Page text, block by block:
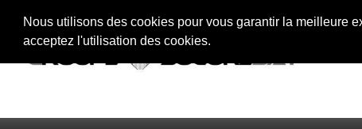
Nous utilisons des cookies pour vous garantir la meilleure
acceptez l'utilisation des cookies.